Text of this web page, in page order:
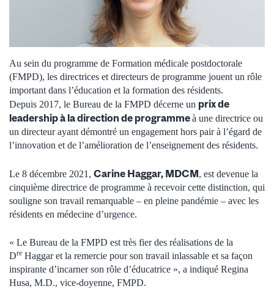
Au sein du programme de Formation médicale postdoctorale
(FMPD), les directrices et directeurs de programme jouent un rôle
important dans l’éducation et la formation des résidents.
Depuis 2017, le Bureau de la FMPD décerne un prix de
leadership à la direction de programmeà une directrice ou
un directeur ayant démontré un engagement hors pair à l’égard de
l’innovation et de l’amélioration de l’enseignement des résidents.
Le 8 décembre 2021, Carine Haggar, MDCM, est devenue la
cinquième directrice de programme à recevoir cette distinction, qui
souligne son travail remarquable – en pleine pandémie – avec les
résidents en médecine d’urgence.
« Le Bureau de la FMPD est très fier des réalisations de la
Dre Haggar et la remercie pour son travail inlassable et sa façon
inspirante d’incarner son rôle d’éducatrice », a indiqué Regina
Husa, M.D., vice-doyenne, FMPD.